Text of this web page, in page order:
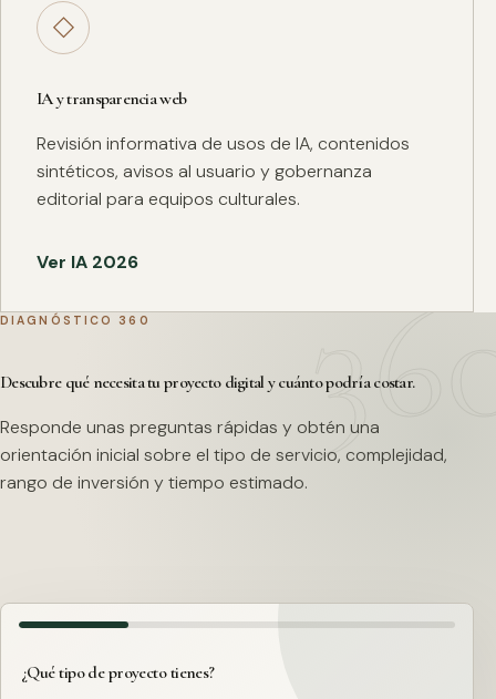
◇
IA y transparencia web
Revisión informativa de usos de IA, contenidos
sintéticos, avisos al usuario y gobernanza
editorial para equipos culturales.
Ver IA 2026
DIAGNÓSTICO 360
Descubre qué necesita tu proyecto digital y cuánto podría costar.
Responde unas preguntas rápidas y obtén una
orientación inicial sobre el tipo de servicio, complejidad,
rango de inversión y tiempo estimado.
¿Qué tipo de proyecto tienes?